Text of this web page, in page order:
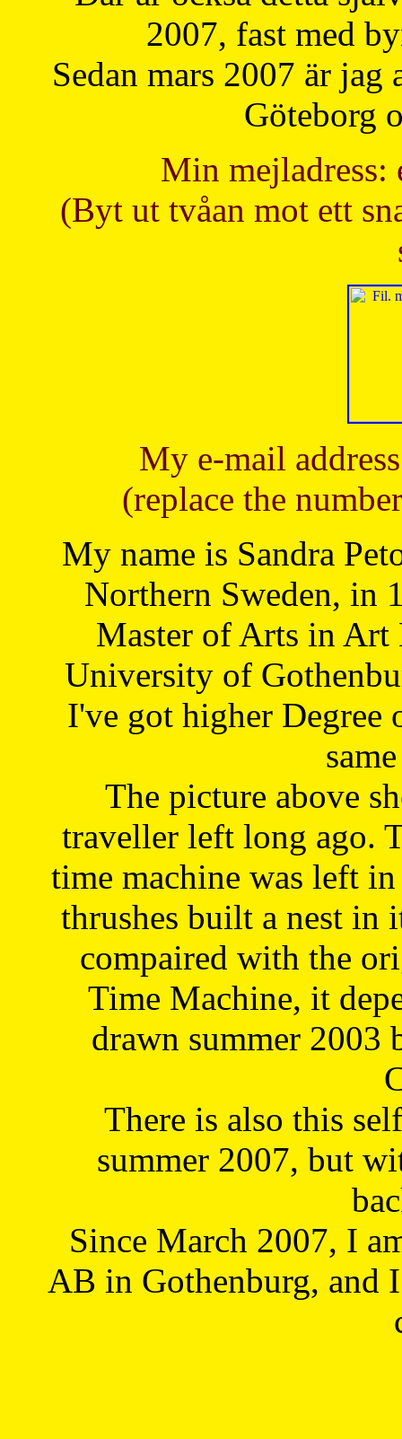
2007, fast med
Sedan mars 2007 är
Göteborg
Min mejladress:
(Byt ut tvåan mot ett
My e-mail
(replace the
My name is Sandra
Northern Sweden, in
Master of Arts in Art
University of
I've got higher Degree
The picture above
traveller left long ago.
time machine was left
thrushes built a nest in
compaired with the
Time Machine, it
drawn summer 2003
There is also this
summer 2007, but
Since March 2007, I
AB in Gothenburg, and